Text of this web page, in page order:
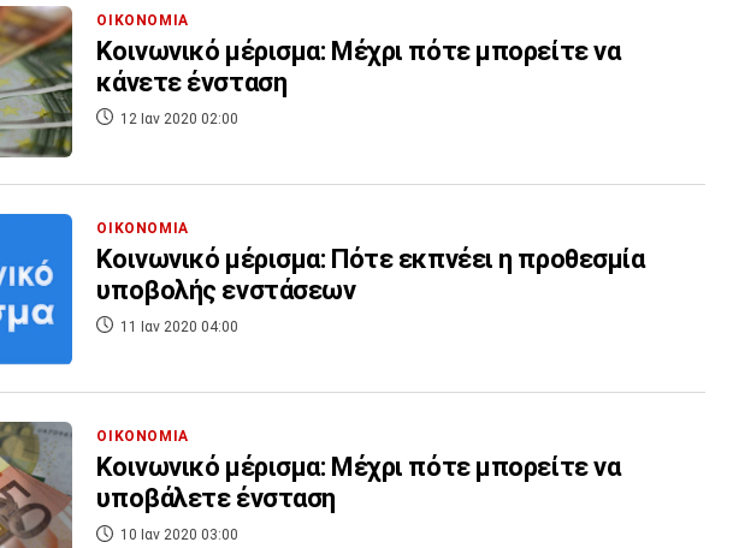
ΟΙΚΟΝΟΜΙΑ
Κοινωνικό μέρισμα: Μέχρι πότε μπορείτε να
κάνετε ένσταση
12 Ιαν 2020 02:00
ΟΙΚΟΝΟΜΙΑ
Κοινωνικό μέρισμα: Πότε εκπνέει η προθεσμία
υποβολής ενστάσεων
11 Ιαν 2020 04:00
ΟΙΚΟΝΟΜΙΑ
Κοινωνικό μέρισμα: Μέχρι πότε μπορείτε να
υποβάλετε ένσταση
10 Ιαν 2020 03:00